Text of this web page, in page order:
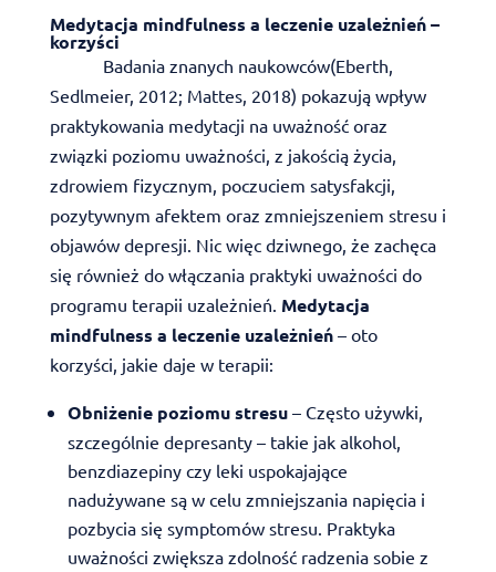
Medytacja mindfulness a leczenie uzależnień–
korzyści
Badania znanych naukowców(Eberth,
Sedlmeier, 2012; Mattes, 2018) pokazują wpływ
praktykowania medytacji na uważność oraz
związki poziomu uważności, z jakością życia,
zdrowiem fizycznym, poczuciem satysfakcji,
pozytywnym afektem oraz zmniejszeniem stresu i
objawów depresji. Nic więc dziwnego, że zachęca
się również do włączania praktyki uważności do
programu terapii uzależnień. Medytacja
mindfulness a leczenie uzależnień– oto
korzyści, jakie daje w terapii:
Obniżenie poziomu stresu – Często używki,
szczególnie depresanty – takie jak alkohol,
benzdiazepiny czy leki uspokajające
nadużywane są w celu zmniejszania napięcia i
pozbycia się symptomów stresu. Praktyka
uważności zwiększa zdolność radzenia sobie z